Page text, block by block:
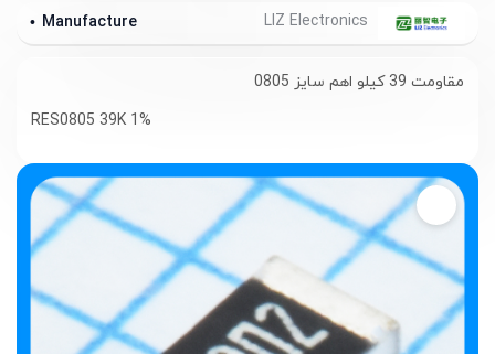
Manufacture
مقاومت 39 کیلو اهم سایز 0805
RES0805 39K 1%